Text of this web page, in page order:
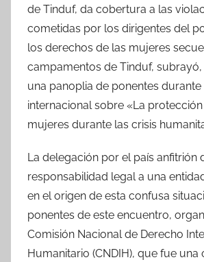
de Tinduf, da cobertura a las
cometidas por los dirigentes del
los derechos de las mujeres
campamentos de Tinduf,
una panoplia de ponentes
internacional sobre «La
mujeres durante las crisis
La delegación por el país anfitrión
responsabilidad legal a una
en el origen de esta confusa
ponentes de este encuentro,
Comisión Nacional de Derecho
Humanitario (CNDIH), que fue